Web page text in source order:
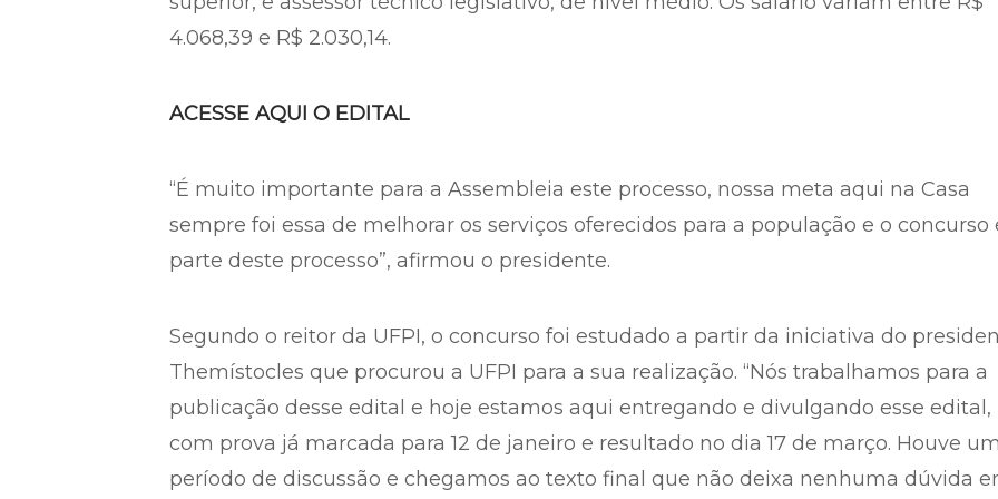
4.068,39 e R$ 2.030,14.
ACESSE AQUI O EDITAL
“É muito importante para a Assembleia este processo, nossa meta aqui na Casa
sempre foi essa de melhorar os serviços oferecidos para a população e o concurso
parte deste processo”, afirmou o presidente.
Segundo o reitor da UFPI, o concurso foi estudado a partir da iniciativa do
Themístocles que procurou a UFPI para a sua realização. “Nós trabalhamos para a
publicação desse edital e hoje estamos aqui entregando e divulgando esse edital,
com prova já marcada para 12 de janeiro e resultado no dia 17 de março. Houve um
período de discussão e chegamos ao texto final que não deixa nenhuma dúvida